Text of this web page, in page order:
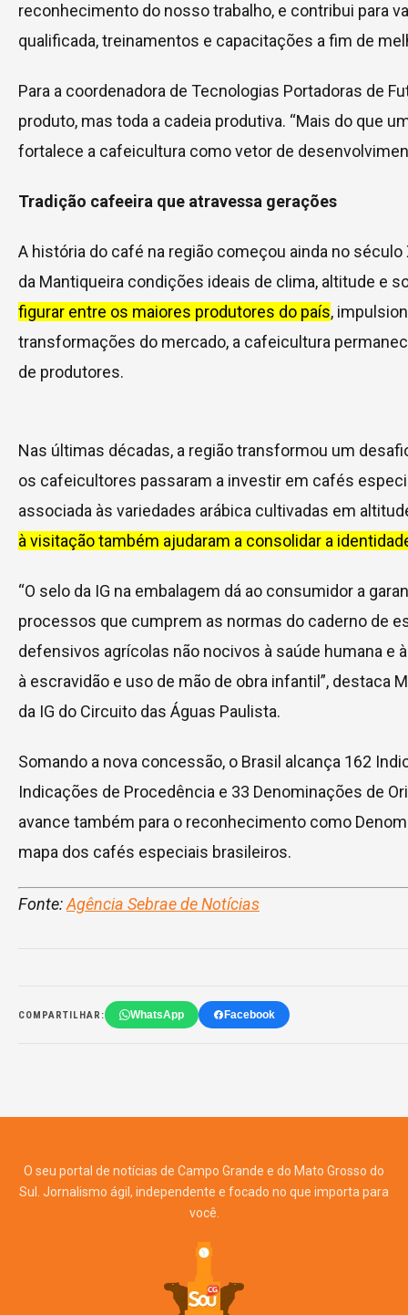
reconhecimento do nosso trabalho, e contribui para
qualificada, treinamentos e capacitações a fim de
Para a coordenadora de Tecnologias Portadoras de
produto, mas toda a cadeia produtiva. “Mais do que
fortalece a cafeicultura como vetor de
Tradição cafeeira que atravessa gerações
A história do café na região começou ainda no
da Mantiqueira condições ideais de clima, altitude e
figurar entre os maiores produtores do país,
transformações do mercado, a cafeicultura
de produtores.
Nas últimas décadas, a região transformou um
os cafeicultores passaram a investir em cafés
associada às variedades arábica cultivadas em
à visitação também ajudaram a consolidar a
“O selo da IG na embalagem dá ao consumidor a
processos que cumprem as normas do caderno de
defensivos agrícolas não nocivos à saúde humana e
à escravidão e uso de mão de obra infantil”, destaca
da IG do Circuito das Águas Paulista.
Somando a nova concessão, o Brasil alcança 162
Indicações de Procedência e 33 Denominações de
avance também para o reconhecimento como
mapa dos cafés especiais brasileiros.
Fonte:Agência Sebrae de Notícias
COMPARTILHAR: WhatsApp Facebook
O seu portal de notícias de Campo Grande e do Mato Grosso do
Sul. Jornalismo ágil, independente e focado no que importa para
você.